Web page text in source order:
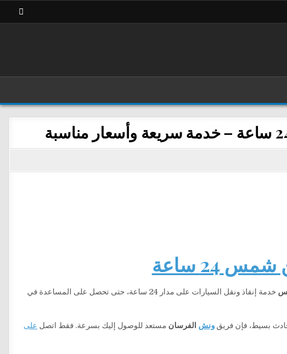
24 ساعة
خدمة إنقاذ ونقل السيارات على مدار 24 ساعة، حتى تحصل على المساعدة في
حادث بسيط، فإن فريقونش الفرسان مستعد للوصول إليك بسرعة. فقط اتصل على